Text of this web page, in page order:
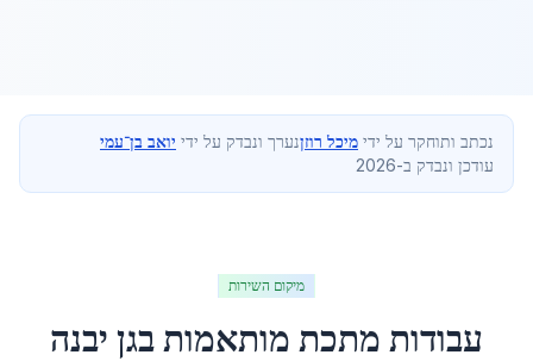
נכתב ותוחקר על ידי מיכל רוזןנערך ונבדק על ידי יואב בן־עמי
עודכן ונבדק ב-2026
מיקום השירות
עבודות מתכת מותאמות בגן יבנה